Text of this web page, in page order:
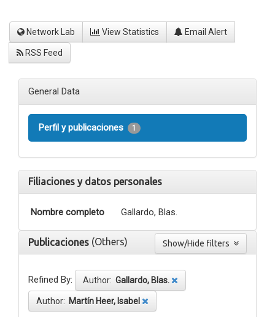
Network Lab View Statistics Email Alert
RSS Feed
General Data
Perfil y publicaciones 1
Filiaciones y datos personales
Nombre completo Gallardo, Blas.
Publicaciones (Others)
Refined By: Author: Gallardo, Blas.
Author: Martín Heer, Isabel